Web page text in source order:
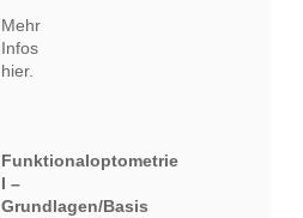
Mehr
Infos
hier.
Funktionaloptometrie
I –
Grundlagen/Basis